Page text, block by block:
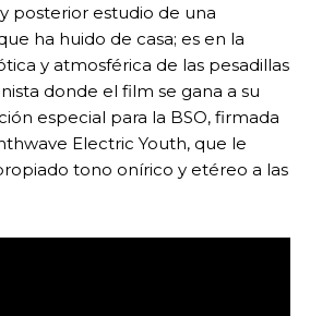
posterior estudio de una
ha huido de casa; es en la
y atmosférica de las pesadillas
donde el film se gana a su
especial para la BSO, firmada
Electric Youth, que le
tono onírico y etéreo a las